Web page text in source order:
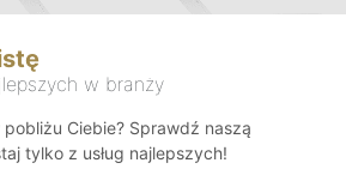
w branży
Ciebie? Sprawdź naszą
tylko z usług najlepszych!